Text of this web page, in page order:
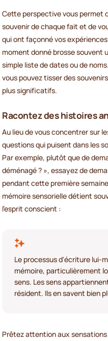
Cette perspective vous permet
souvenir de chaque fait et de
qui ont façonné vos
moment donné brosse souvent
simple liste de dates ou de
vous pouvez tisser des
plus significatifs.
Racontez des histoires
Au lieu de vous concentrer sur
questions qui puisent dans les
Par exemple, plutôt que de
déménagé ? », essayez de
pendant cette première
mémoire sensorielle détient
l'esprit conscient :
Le processus d'écriture lui-
mémoire, particulièrement
sens. Les sens
résident. Ils en savent bien
Prêtez attention aux